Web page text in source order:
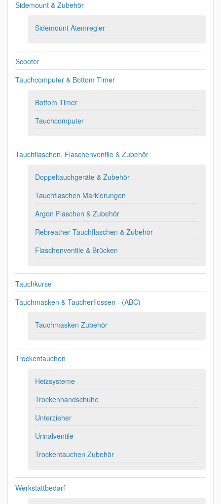
Sidemount & Zubehör
Sidemount Atemregler
Scooter
Tauchcomputer & Bottom Timer
Bottom Timer
Tauchcomputer
Tauchflaschen, Flaschenventile & Zubehör
Doppeltauchgeräte & Zubehör
Tauchflaschen Markierungen
Argon Flaschen & Zubehör
Rebreather Tauchflaschen & Zubehör
Flaschenventile & Brücken
Tauchkurse
Tauchmasken & Taucherflossen - (ABC)
Tauchmasken Zubehör
Trockentauchen
Heizsysteme
Trockenhandschuhe
Unterzieher
Urinalventile
Trockentauchen Zubehör
Werkstattbedarf